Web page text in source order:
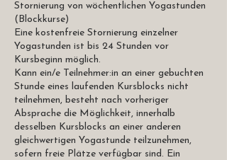
Stornierung von wöchentlichen Yogastunden
(Blockkurse)
Eine kostenfreie Stornierung einzelner
Yogastunden ist bis 24 Stunden vor
Kursbeginn möglich.
Kann ein/e Teilnehmer:in an einer gebuchten
Stunde eines laufenden Kursblocks nicht
teilnehmen, besteht nach vorheriger
Absprache die Möglichkeit, innerhalb
desselben Kursblocks an einer anderen
gleichwertigen Yogastunde teilzunehmen,
sofern freie Plätze verfügbar sind. Ein